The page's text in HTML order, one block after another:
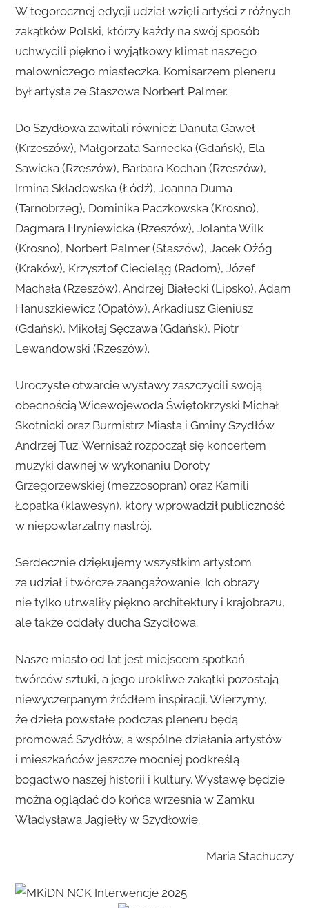
W tegorocznej edycji udział wzięli artyści z różnych
zakątków Polski, którzy każdy na swój sposób
uchwycili piękno i wyjątkowy klimat naszego
malowniczego miasteczka. Komisarzem pleneru
był artysta ze Staszowa Norbert Palmer.
Do Szydłowa zawitali również: Danuta Gaweł
(Krzeszów), Małgorzata Sarnecka (Gdańsk), Ela
Sawicka (Rzeszów), Barbara Kochan (Rzeszów),
Irmina Składowska (Łódź), Joanna Duma
(Tarnobrzeg), Dominika Paczkowska (Krosno),
Dagmara Hryniewicka (Rzeszów), Jolanta Wilk
(Krosno), Norbert Palmer (Staszów), Jacek Ożóg
(Kraków), Krzysztof Ciecieląg (Radom), Józef
Machała (Rzeszów), Andrzej Białecki (Lipsko), Adam
Hanuszkiewicz (Opatów), Arkadiusz Gieniusz
(Gdańsk), Mikołaj Sęczawa (Gdańsk), Piotr
Lewandowski (Rzeszów).
Uroczyste otwarcie wystawy zaszczycili swoją
obecnością Wicewojewoda Świętokrzyski Michał
Skotnicki oraz Burmistrz Miasta i Gminy Szydłów
Andrzej Tuz. Wernisaż rozpoczął się koncertem
muzyki dawnej w wykonaniu Doroty
Grzegorzewskiej (mezzosopran) oraz Kamili
Łopatka (klawesyn), który wprowadził publiczność
w niepowtarzalny nastrój.
Serdecznie dziękujemy wszystkim artystom
za udział i twórcze zaangażowanie. Ich obrazy
nie tylko utrwaliły piękno architektury i krajobrazu,
ale także oddały ducha Szydłowa.
Nasze miasto od lat jest miejscem spotkań
twórców sztuki, a jego urokliwe zakątki pozostają
niewyczerpanym źródłem inspiracji. Wierzymy,
że dzieła powstałe podczas pleneru będą
promować Szydłów, a wspólne działania artystów
i mieszkańców jeszcze mocniej podkreślą
bogactwo naszej historii i kultury. Wystawę będzie
można oglądać do końca września w Zamku
Władysława Jagiełły w Szydłowie.
Maria Stachuczy